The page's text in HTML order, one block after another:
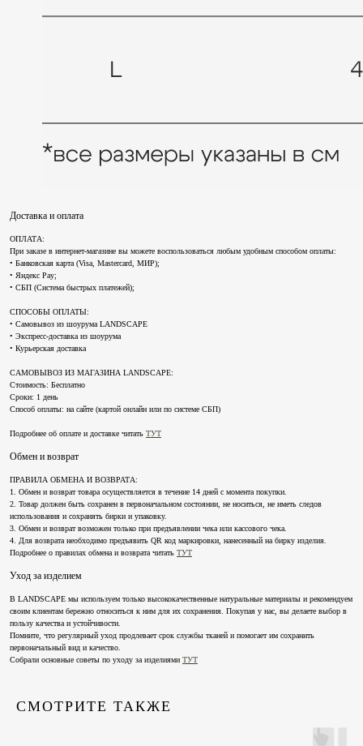
Доставка и оплата
ОПЛАТА:
При заказе в интернет-магазине вы можете воспользоваться любым удобным способом оплаты:
• Банковская карта (Visa, Mastercard, МИР);
• Яндекс Pay;
• СБП (Система быстрых платежей);
СПОСОБЫ ОПЛАТЫ:
• Самовывоз из шоурума LANDSCAPE
• Экспресс-доставка из шоурума
• Курьерская доставка
САМОВЫВОЗ ИЗ МАГАЗИНА LANDSCAPE:
Стоимость: Бесплатно
Сроки: 1 день
Способ оплаты: на сайте (картой онлайн или по системе СБП)
Подробнее об оплате и доставке читать ТУТ
Обмен и возврат
ПРАВИЛА ОБМЕНА И ВОЗВРАТА:
1. Обмен и возврат товара осуществляется в течение 14 дней с момента покупки.
2. Товар должен быть сохранен в первоначальном состоянии, не носиться, не иметь следов
использования и сохранять бирки и упаковку.
3. Обмен и возврат возможен только при предъявлении чека или кассового чека.
4. Для возврата необходимо предъявить QR код маркировки, нанесенный на бирку изделия.
Подробнее о правилах обмена и возврата читать ТУТ
Уход за изделием
В LANDSCAPE мы используем только высококачественные натуральные материалы и рекомендуем
своим клиентам бережно относиться к ним для их сохранения. Покупая у нас, вы делаете выбор в
пользу качества и устойчивости.
Помните, что регулярный уход продлевает срок службы тканей и помогает им сохранить
первоначальный вид и качество.
Собрали основные советы по уходу за изделиями ТУТ
СМОТРИТЕ ТАКЖЕ
КАТАЛОГ
Lookbook
ПОКУПАТЕЛЯМ
О бренде
+7 911 027 2044
Подписаться на рассылку
Публичная оферта
Уход за изделиями
Имя
согласие на обработку персональных данных согласие на получение
рекламной рассылки
Отправить